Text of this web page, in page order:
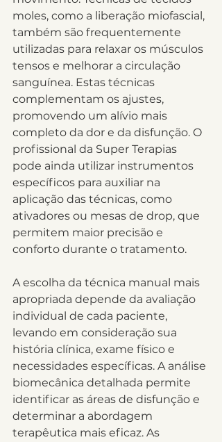
moles, como a liberação miofascial,
também são frequentemente
utilizadas para relaxar os músculos
tensos e melhorar a circulação
sanguínea. Estas técnicas
complementam os ajustes,
promovendo um alívio mais
completo da dor e da disfunção. O
profissional da Super Terapias
pode ainda utilizar instrumentos
específicos para auxiliar na
aplicação das técnicas, como
ativadores ou mesas de drop, que
permitem maior precisão e
conforto durante o tratamento.
A escolha da técnica manual mais
apropriada depende da avaliação
individual de cada paciente,
levando em consideração sua
história clínica, exame físico e
necessidades específicas. A análise
biomecânica detalhada permite
identificar as áreas de disfunção e
determinar a abordagem
terapêutica mais eficaz. As